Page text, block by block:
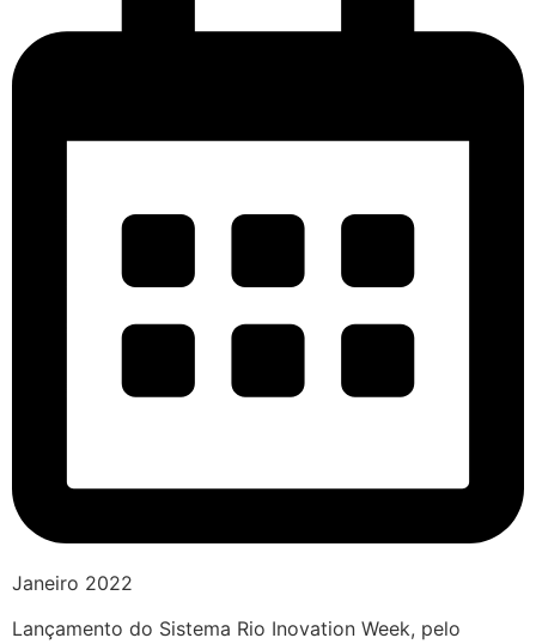
Janeiro 2022
Lançamento do Sistema Rio Inovation Week, pelo